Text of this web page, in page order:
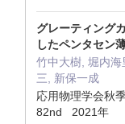
グレーティング
したペンタセン
竹中大樹, 堀内
三, 新保一成
応用物理学会秋
82nd 2021年